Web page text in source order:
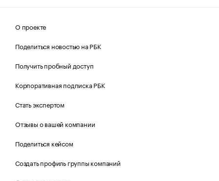
О проекте
Поделиться новостью на РБК
Получить пробный доступ
Корпоративная подписка РБК
Стать экспертом
Отзывы о вашей компании
Поделиться кейсом
Создать профиль группы компаний